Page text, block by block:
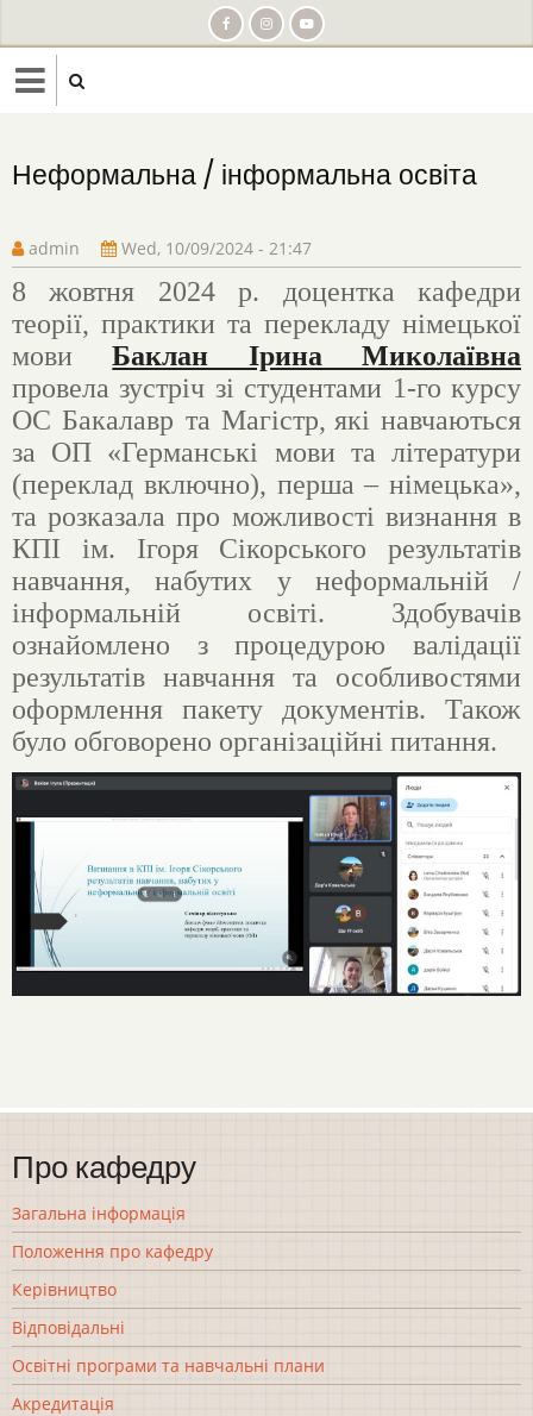
to
main
content
Неформальна / інформальна освіта
admin Wed, 10/09/2024 - 21:47
8 жовтня 2024 р. доцентка кафедри
теорії, практики та перекладу німецької
мовиБаклан Ірина Миколаївна
провела зустріч зі студентами 1-го курсу
ОС Бакалавр та Магістр, які навчаються
за ОП «Германські мови та літератури
(переклад включно), перша – німецька»,
та розказала про можливості визнання в
КПІ ім. Ігоря Сікорського результатів
навчання, набутих у неформальній /
інформальній освіті. Здобувачів
ознайомлено з процедурою валідації
результатів навчання та особливостями
оформлення пакету документів. Також
було обговорено організаційні питання.
Про кафедру
Загальна інформація
Положення про кафедру
Керівництво
Відповідальні
Освітні програми та навчальні плани
Акредитація